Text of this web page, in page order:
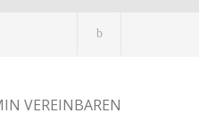
VEREINBAREN